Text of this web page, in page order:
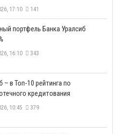
17:10 141
портфель Банка Уралсиб
16:10 343
– в Топ-10 рейтинга по
кредитования
10:45 379